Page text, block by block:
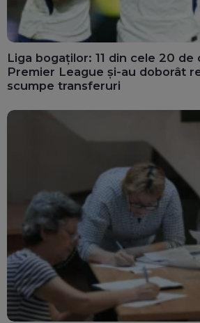
Liga bogaților: 11 din cele 20 de
Premier League și-au doborât
scumpe transferuri